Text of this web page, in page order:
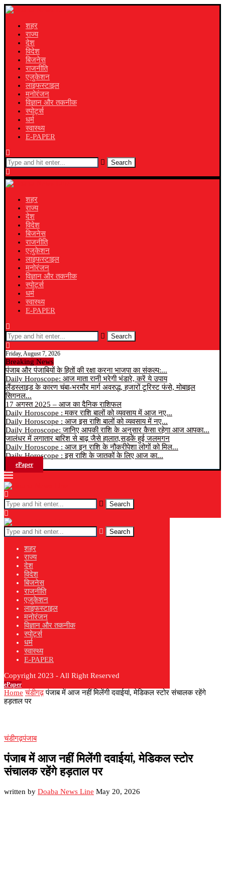
शहर
राज्य
देश
विदेश
बिजनेस
राजनीति
एजुकेशन
लाइफस्टाइल
मनोरंजन
विज्ञान और तकनीक
स्पोर्ट्स
धर्म
स्वास्थ्य
E-PAPER
Search
शहर
राज्य
देश
विदेश
बिजनेस
राजनीति
एजुकेशन
लाइफस्टाइल
मनोरंजन
विज्ञान और तकनीक
स्पोर्ट्स
धर्म
स्वास्थ्य
E-PAPER
Search
Friday, August 7, 2026
Breaking News
पंजाब और पंजाबियों के हितों की रक्षा करना भाजपा का संकल्प:...
Daily Horoscope: आज माता रानी भरेगी भंडारे, करें ये उपाय
लैंडस्लाइड के कारण चंबा-भरमौर मार्ग अवरुद्ध, हजारों टूरिस्ट फंसे, मोबाइल
सिगनल...
17 अगस्त 2025 – आज का दैनिक राशिफल
Daily Horoscope : मकर राशि बालों को व्यवसाय में आज नए...
Daily Horoscope : आज इस राशि बालों को व्यवसाय में नए...
Daily Horoscope: जानिए आपकी राशि के अनुसार कैसा रहेगा आज आपका...
जालंधर में लगातार बारिश से बाढ़ जैसे हालात,सड़कें हुई जलमगन
Daily Horoscope : आज इन राशि के नौकरीपेशा लोगों को मिल...
Daily Horoscope : इस राशि के जातकों के लिए आज का...
ePaper
Search
Search
शहर
राज्य
देश
विदेश
बिजनेस
राजनीति
एजुकेशन
लाइफस्टाइल
मनोरंजन
विज्ञान और तकनीक
स्पोर्ट्स
धर्म
स्वास्थ्य
E-PAPER
Copyright 2023 - All Right Reserved
ePaper
Home चंडीगढ़ पंजाब में आज नहीं मिलेंगी दवाईयां, मेडिकल स्टोर संचालक रहेंगे
हड़ताल पर
चंडीगढ़पंजाब
पंजाब में आज नहीं मिलेंगी दवाईयां, मेडिकल स्टोर
संचालक रहेंगे हड़ताल पर
written by Doaba News Line May 20, 2026